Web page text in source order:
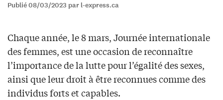
Publié 08/03/2023 par l-express.ca
Chaque année, le 8 mars, Journée internationale
des femmes, est une occasion de reconnaître
l’importance de la lutte pour l’égalité des sexes,
ainsi que leur droit à être reconnues comme des
individus forts et capables.